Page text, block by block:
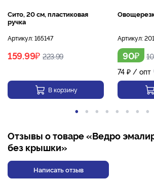
Сито, 20 см, пластиковая
ручка
Артикул:165147
159.99₽ 223.99
В корзину
Артикул:
90₽
74 ₽ / опт
Отзывы о товаре «Ведро
без крышки»
Написать отзыв